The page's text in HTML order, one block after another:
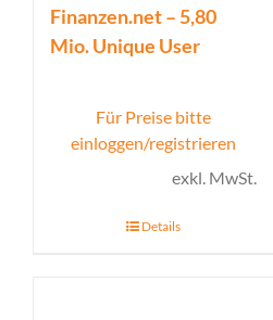
Finanzen.net – 5,80
Mio. Unique User
Für Preise bitte
einloggen/registrieren
exkl. MwSt.
Details